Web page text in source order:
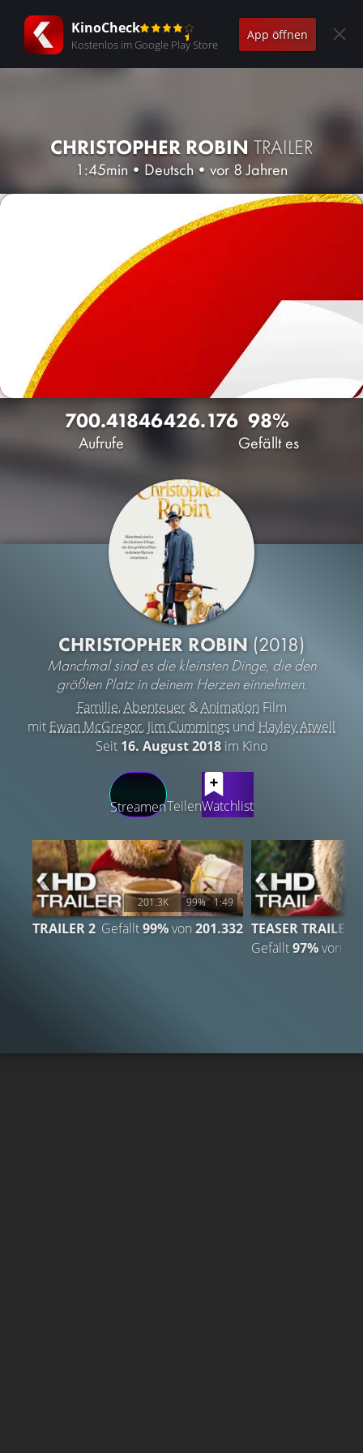
KinoCheck
Kostenlos im Google Play Store
App öffnen
CHRISTOPHER ROBIN TRAILER
1:45min • Deutsch• vor 8 Jahren
700.418
Aufrufe
46426.176 98%
Gefällt es
CHRISTOPHER ROBIN (2018)
Manchmal sind es die kleinsten Dinge, die den
größten Platz in deinem Herzen einnehmen.
Familie,Abenteuer&Animation Film
mit Ewan McGregor, Jim Cummings und Hayley Atwell
Seit 16. August 2018 im Kino
StreamenTeilenWatchlist
LATEST CONTENT
201.3K 99% 1:49
TRAILER 2 Gefällt99%von 201.332 TEASER TRAILER
Gefällt97%von